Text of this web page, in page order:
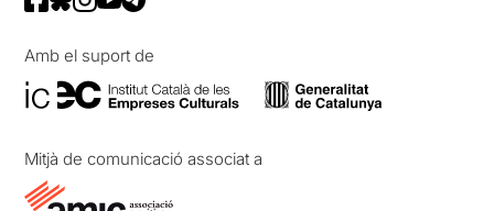
Amb el suport de
Mitjà de comunicació associat a